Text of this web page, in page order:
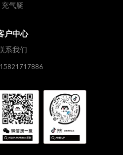
充气艇
户中心
系我们